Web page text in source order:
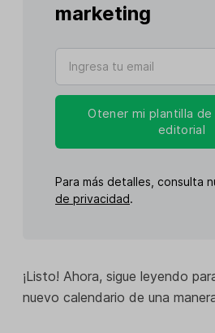
marketing
Otener mi plantilla de
editorial
Para más detalles, consulta
de privacidad.
¡Listo! Ahora, sigue leyendo
nuevo calendario de una